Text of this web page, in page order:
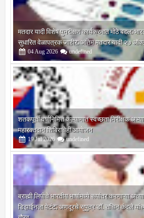
मतदार यादी विशेष पुनरीक्षण कार्यक्रमात मोठे बदल;
सुधारित वेळापत्रक जाहीर; अंतिम मतदार यादी २७
2026 undefined
शतकपूर्ती वर्षानिमित्त कल्याणात स्वच्छता निरीक्षक
महारक्तदान शिबिराचेही आयोजन
19 Jul 2026 undefined
ब्राह्मी लिपीचे भारतीय भाषांमध्ये रूपांतर करणाऱ्या
डिझाईनला पेटंट; अणदूरचे सुपुत्र डॉ. सचिन कंदले यांच्या